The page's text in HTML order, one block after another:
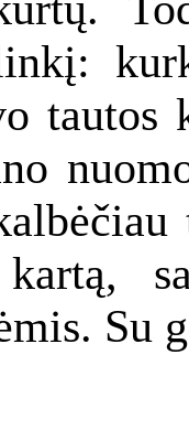
tautos
Su